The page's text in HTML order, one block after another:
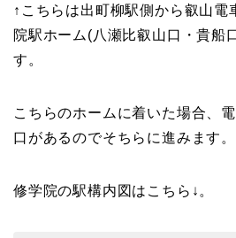
↑こちらは出町柳駅側から叡山電
院駅ホーム(八瀬比叡山口・貴船
す。
こちらのホームに着いた場合、
口があるのでそちらに進みます。
修学院の駅構内図はこちら↓。